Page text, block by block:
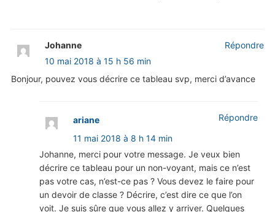
Johanne
10 mai 2018 à 15 h 56 min
Bonjour, pouvez vous décrire ce tableau svp, merci d’avance
Répondre
ariane
11 mai 2018 à 8 h 14 min
Johanne, merci pour votre message. Je veux bien
décrire ce tableau pour un non-voyant, mais ce n’est
pas votre cas, n’est-ce pas ? Vous devez le faire pour
un devoir de classe ? Décrire, c’est dire ce que l’on
voit. Je suis sûre que vous allez y arriver. Quelques
Répondre